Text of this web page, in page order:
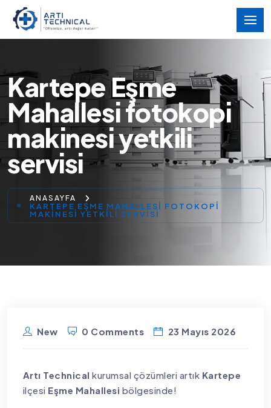
Kartepe Eşme
Mahallesi fotokopi
makinesi yetkili
servisi
ANASAYFA
KARTEPE EŞME MAHALLESI FOTOKOPI
MAKINESI YETKILI SERVISI
New 0 Comments 23 Mayıs 2026
Artı Technical kurumsal çözümleri artık Kartepe
ilçesi Eşme Mahallesi bölgesinde!